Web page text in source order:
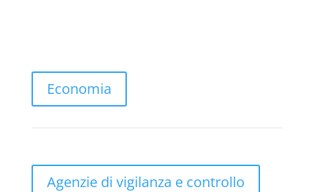
Economia
Agenzie di vigilanza e controllo